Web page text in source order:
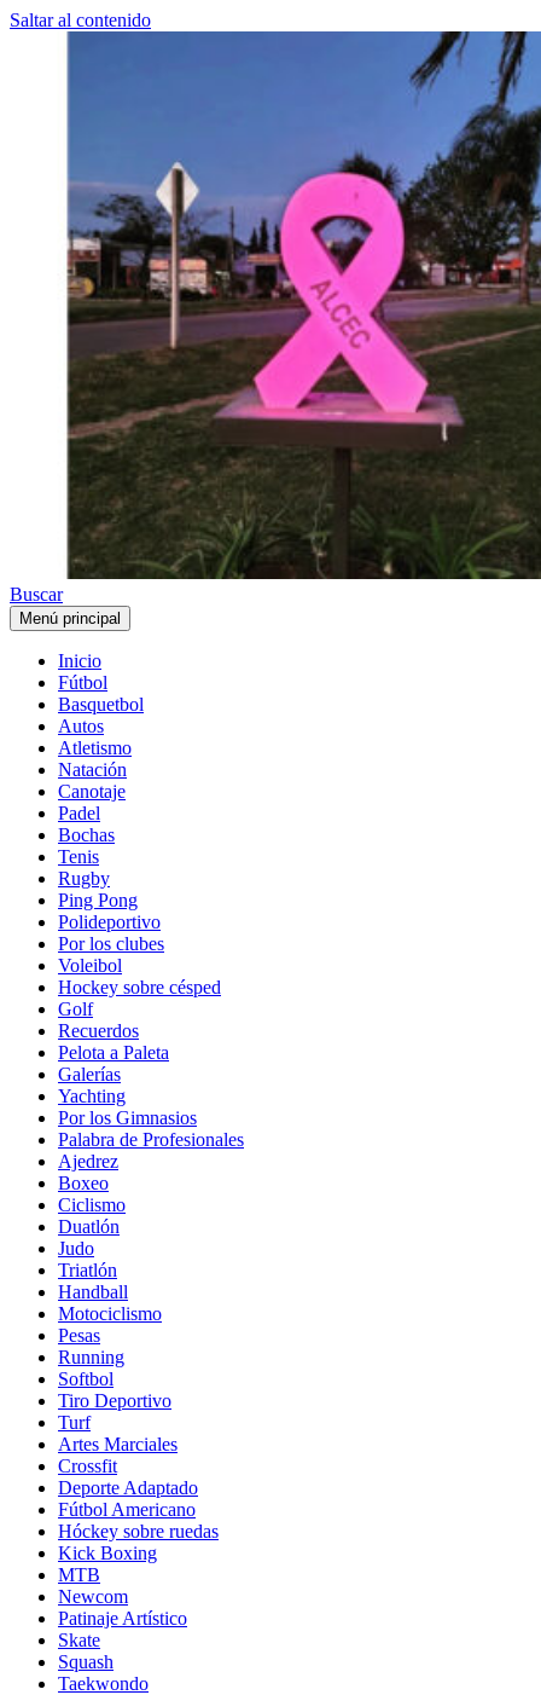
Saltar al contenido
Buscar
Menú principal
Inicio
Fútbol
Basquetbol
Autos
Atletismo
Natación
Canotaje
Padel
Bochas
Tenis
Rugby
Ping Pong
Polideportivo
Por los clubes
Voleibol
Hockey sobre césped
Golf
Recuerdos
Pelota a Paleta
Galerías
Yachting
Por los Gimnasios
Palabra de Profesionales
Ajedrez
Boxeo
Ciclismo
Duatlón
Judo
Triatlón
Handball
Motociclismo
Pesas
Running
Softbol
Tiro Deportivo
Turf
Artes Marciales
Crossfit
Deporte Adaptado
Fútbol Americano
Hóckey sobre ruedas
Kick Boxing
MTB
Newcom
Patinaje Artístico
Skate
Squash
Taekwondo